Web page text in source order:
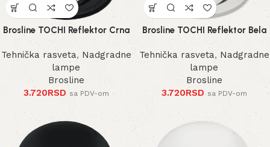
Brosline TOCHI Reflektor Crna
Tehnička rasveta, Nadgradne
lampe
Brosline
3.720RSD sa PDV-om
Brosline TOCHI Reflektor Bela
Tehnička rasveta, Nadgradne
lampe
Brosline
3.720RSD sa PDV-om